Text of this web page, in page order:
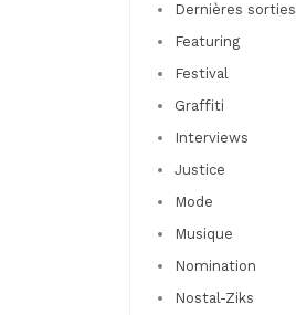
Dernières sorties
Featuring
Festival
Graffiti
Interviews
Justice
Mode
Musique
Nomination
Nostal-Ziks